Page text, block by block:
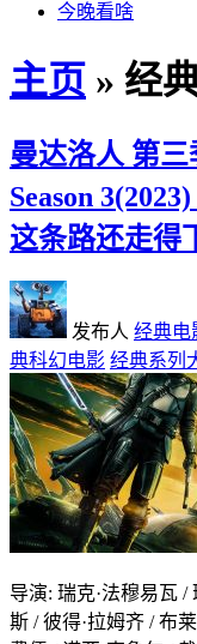
今晚看啥
主页 » 经
曼达洛人 第
Season
这条路还走得
发布人 经典电
典科幻电影 经典系列
导演: 瑞克·法穆易瓦 /
斯 / 彼得·拉姆齐 / 布